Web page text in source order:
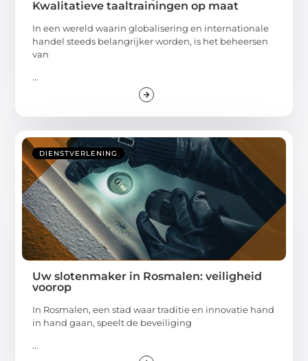
Kwalitatieve taaltrainingen op maat
In een wereld waarin globalisering en internationale
handel steeds belangrijker worden, is het beheersen
van
...
DIENSTVERLENING
Uw slotenmaker in Rosmalen: veiligheid
voorop
In Rosmalen, een stad waar traditie en innovatie hand
in hand gaan, speelt de beveiliging
...